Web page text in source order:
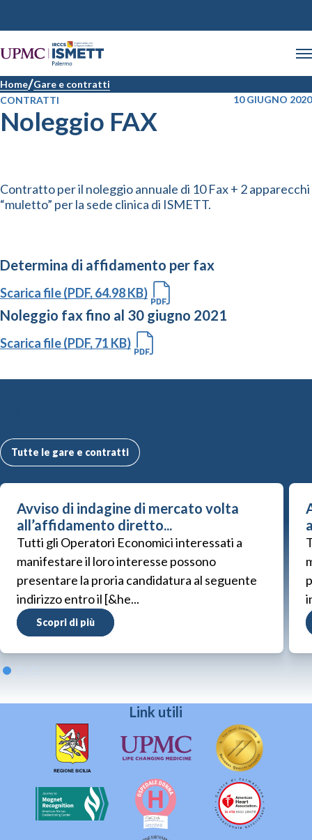
Home Gare e contratti
CONTRATTI
10 GIUGNO 2020
Noleggio FAX
Contratto per il noleggio annuale di 10 Fax + 2 apparecchi
“muletto” per la sede clinica di ISMETT.
Determina di affidamento per fax
Scarica file (PDF, 64.98 KB)
Noleggio fax fino al 30 giugno 2021
Scarica file (PDF, 71 KB)
Tutte le gare e contratti
Avviso di indagine di mercato volta
all’affidamento diretto...
Tutti gli Operatori Economici interessati a
manifestare il loro interesse possono
presentare la proria candidatura al seguente
indirizzo entro il [&he...
Scopri di più
Link utili